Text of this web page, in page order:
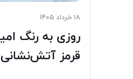
۱۸ خرداد ۱۴۰۵
روزی به رنگ
قرمز آتش‌نشانی